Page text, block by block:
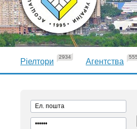
Ріелтори
2934
Агентства
555